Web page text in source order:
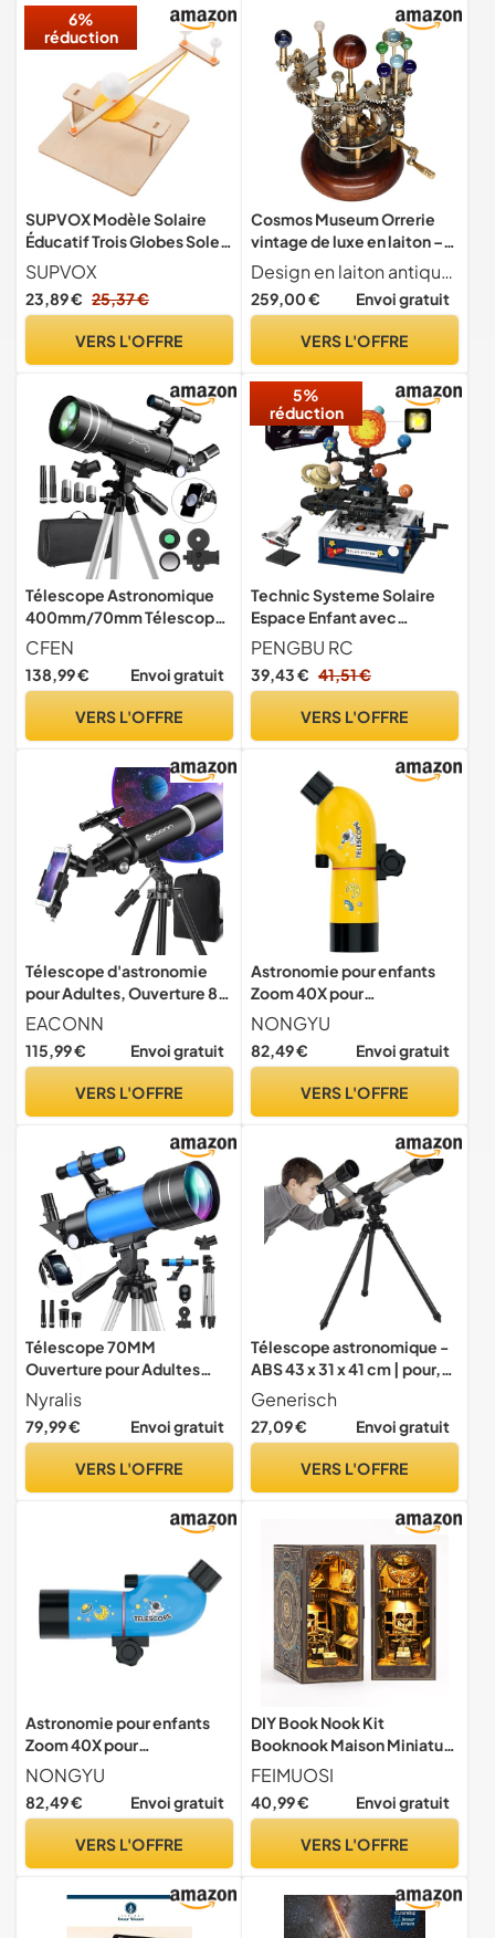
6%
réduction
SUPVOX Modèle Solaire
Éducatif Trois Globes Soleil
Terre Lune Jouet
Scientifique pour Enfants
Apprentissage Astronomie
SUPVOX
23,89 € 25,37 €
VERS L'OFFRE
Cosmos Museum Orrerie
vintage de luxe en laiton –
Mécanisme d'engrenage
planétaire exquis en laiton |
Ornement de bureau
système solaire (modèle de
Design en laiton antique fabriqu la main fabriqu partir de laiton de haute qualit avec une finition vintage, cette orrerie allie l gance historique. Les d tails antiques ajoutent une touche sophistiqu e n'importe quelle pi ce, ce qui en fait une pi ce ma tresse parfaite pour les bureaux, les tudes et les tag res.
259,00 € Envoi gratuit
VERS L'OFFRE
Télescope Astronomique
400mm/70mm Télescopes
Debutant pour Adultes
Enfants, 200X HD Lunette
Astronomique Portable
Téléphone, Filtre Lunaire,
CFEN
138,99 € Envoi gratuit
VERS L'OFFRE
5%
réduction
Technic Systeme Solaire
Espace Enfant avec
lumière, 8 Planètes et
Fusée
PENGBU RC
39,43 € 41,51 €
VERS L'OFFRE
Télescope d'astronomie
pour Adultes, Ouverture 80
mm, Ouverture 600 mm,
télescope de Voyage
Portable pour débutants et
Adaptateur de téléphone
EACONN
115,99 € Envoi gratuit
VERS L'OFFRE
Astronomie pour enfants
Zoom 40X pour
l'observation des oiseaux
et des fleurs en plein air et
apprentissage en salle de
enfants
NONGYU
82,49 € Envoi gratuit
VERS L'OFFRE
Télescope 70MM
Ouverture pour Adultes
Enfants débutants en
Astronomie, Telescope
astronomique réfracteur
Haute Transmission,
Téléphone,Télécommande
Nyralis
79,99 € Envoi gratuit
VERS L'OFFRE
Télescope astronomique -
ABS 43 x 31 x 41 cm | pour,
télescope
Generisch
27,09 € Envoi gratuit
VERS L'OFFRE
Astronomie pour enfants
Zoom 40X pour
l'observation des oiseaux
et des fleurs en plein air et
apprentissage en salle de
enfants
NONGYU
82,49 € Envoi gratuit
VERS L'OFFRE
DIY Book Nook Kit
Booknook Maison Miniature
Puzzle 3D Bois
FEIMUOSI
40,99 € Envoi gratuit
VERS L'OFFRE